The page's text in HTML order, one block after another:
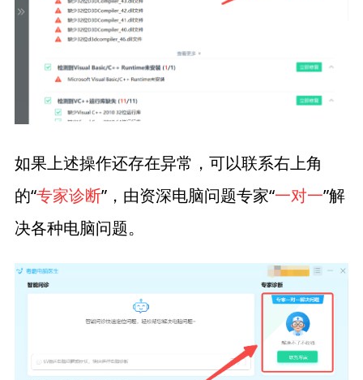
如果上述操作还存在异常，可以联系右上角
的“专家诊断”，由资深电脑问题专家“一对一”解
决各种电脑问题。